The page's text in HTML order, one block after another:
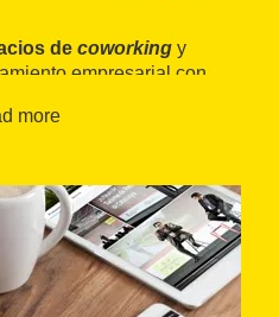
de coworking y
empresarial con
reuniones y aulas,
more